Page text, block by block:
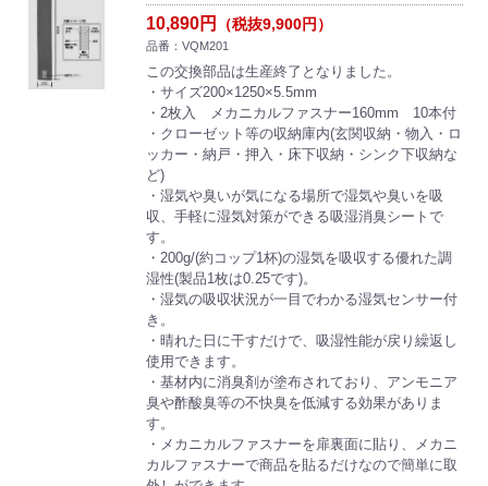
10,890円 （税抜9,900円）
品番：VQM201
この交換部品は生産終了となりました。
・サイズ200×1250×5.5mm
・2枚入 メカニカルファスナー160mm 10本付
・クローゼット等の収納庫内(玄関収納・物入・ロ
ッカー・納戸・押入・床下収納・シンク下収納な
ど)
・湿気や臭いが気になる場所で湿気や臭いを吸
収、手軽に湿気対策ができる吸湿消臭シートで
す。
・200g/(約コップ1杯)の湿気を吸収する優れた調
湿性(製品1枚は0.25です)。
・湿気の吸収状況が一目でわかる湿気センサー付
き。
・晴れた日に干すだけで、吸湿性能が戻り繰返し
使用できます。
・基材内に消臭剤が塗布されており、アンモニア
臭や酢酸臭等の不快臭を低減する効果がありま
す。
・メカニカルファスナーを扉裏面に貼り、メカニ
カルファスナーで商品を貼るだけなので簡単に取